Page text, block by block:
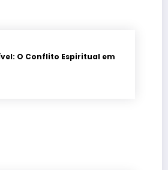
O Conflito Espiritual em